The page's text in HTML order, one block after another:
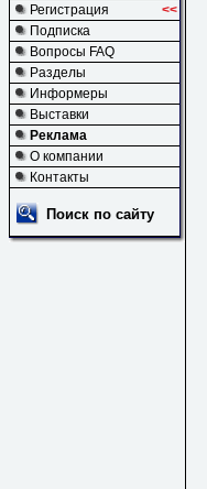
Регистрация
<<
Подписка
Вопросы FAQ
Разделы
Информеры
Выставки
Реклама
О компании
Контакты
Поиск по сайту